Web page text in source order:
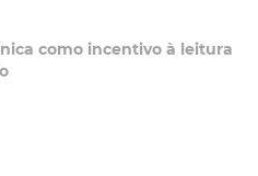
como incentivo à leitura